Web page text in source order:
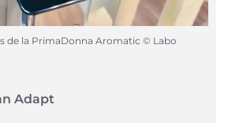
de la PrimaDonna Aromatic © Labo
Adapt